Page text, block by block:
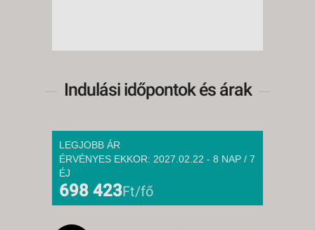
Indulási időpontok és árak
LEGJOBB ÁR
ÉRVÉNYES EKKOR: 2027.02.22 - 8 NAP / 7
ÉJ
698 423Ft/fő